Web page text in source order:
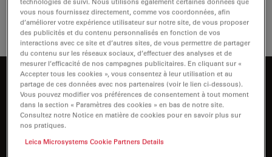
répondre à vos besoins.
Comment pouvons-nous vous aider ?
vous nous fournissez directement, comme vos coordonnées, afin
d’améliorer votre expérience utilisateur sur notre site, de vous proposer
des publicités et du contenu personnalisés en fonction de vos
interactions avec ce site et d’autres sites, de vous permettre de partager
du contenu sur les réseaux sociaux, d’effectuer des analyses et de
mesurer l’efficacité de nos campagnes publicitaires. En cliquant sur «
Accepter tous les cookies », vous consentez à leur utilisation et au
partage de ces données avec nos partenaires (voir le lien ci-dessous).
Vous pouvez modifier vos préférences de consentement à tout moment
dans la section « Paramètres des cookies » en bas de notre site.
Consultez notre Notice en matière de cookies pour en savoir plus sur
nos pratiques.
Leica Microsystems Cookie Partners Details